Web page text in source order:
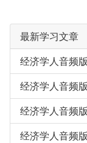
最新学习文章
经济学人音频